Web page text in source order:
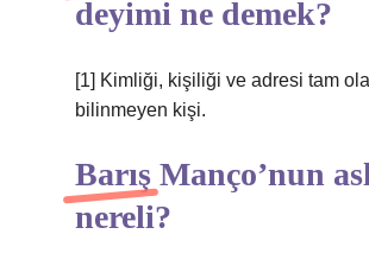
deyimi ne demek?
[1] Kimliği, kişiliği ve adresi tam
bilinmeyen kişi.
Barış Manço’nun
nereli?